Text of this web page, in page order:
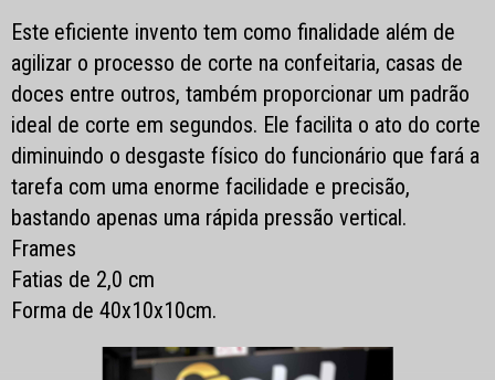
Este eficiente invento tem como finalidade além de
agilizar o processo de corte na confeitaria, casas de
doces entre outros, também proporcionar um padrão
ideal de corte em segundos. Ele facilita o ato do corte
diminuindo o desgaste físico do funcionário que fará a
tarefa com uma enorme facilidade e precisão,
bastando apenas uma rápida pressão vertical.
Frames
Fatias de 2,0 cm
Forma de 40x10x10cm.